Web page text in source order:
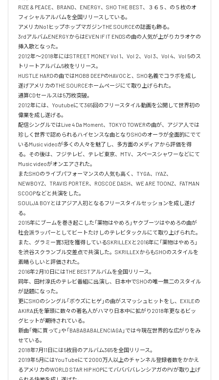
RIZE & PEACE、BRAND、ENERGY、SHO THE BEST、３６５、の５枚のオ
フィシャルアルバムを全国リリースしている。
アメリカNo1ヒップホップマガジンTHE SOURCEの誌面も飾る。
3rdアルバムENERGYからはEVEN IF IT ENDSの曲の人気が上がりカラオケの
挿入歌となった。
2012年〜2018年にはSTREET MONEY Vol 1、Vol 2、Vol 3、Vol 4、Vol 5のス
トリートアルバム5枚をリリース。
HUSTLE HARDの曲ではMOBB DEEPのHAVOCと、SHO名義でコラボを成し
遂げアメリカのTHE SOURCEホームページにて取り上げられた。
通算CDセールスは5万枚突破。
2012年には、Youtubeにて365回のフリースタイル動画を公開して世界初の
偉業を成し遂げる。
配信シングルではLive 4 Da Moment、TOKYO TOWERの曲が、アジア人では
珍しく世界で認められるハイセンスな曲となりSHOのオーラが全面的にでて
いるMusic videoが多くの人々を魅了し、多方面のメディアから評価を得
る。その後は、フジテレビ、テレビ東京、MTV、スペースシャワーなどにて
Music videoがオンエアされた。
またSHOのライブパフォーマンスの人気も高く、TYGA、IYAZ、
NEWBOYZ、TRAVIS PORTER、ROSCOE DASH、WE ARE TOONZ、FATMAN
SCOOPなどと共演をした。
SOULJA BOYとはアジア人初となるフリースタイルセッションを成し遂げ
る。
2015年にブームを巻き起こした「薬物はやめろ」ヤクブーツはやめろの曲が
社会派ラッパーとしてビートたけしのテレビタックルにて取り上げられた。
また、グラミー賞3冠を獲得しているSKRILLEXと2016年に「薬物はやめろ」
を渋谷スクランブル交差点で共演した。SKRILLEXからもSHOのスタイルを
素晴らしいと評価された。
2016年2月10日にはTHE BESTアルバムを全国リリース。
同年、田村淳氏のテレビ番組に出演し、日本中でSHOの唯一無二のスタイル
が話題になった。
更にSHOのシングル「ボウズにヒゲ」の曲がスマッシュヒットをし、EXILEの
AKIRA氏を筆頭に数々の著名人がハマり日本中に拡がり2018年更なるビッ
グヒットが期待されている。
新曲「俺に買って」や「BABABABALENCIAGA」では今現在世界的な広がりをみ
せている。
2018年7月11日には5枚目のアルバム365を全国リリース。
2019年5月にはYouTubeにて2000万人以上のチャンネル登録者数をかかえ
るアメリカのWORLD STAR HIP HOPにてババババレンシアガのPVが取り上げ